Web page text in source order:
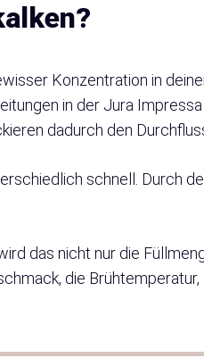
Konzentration in
in der Jura
dadurch den
schnell. Durch
das nicht nur die
die